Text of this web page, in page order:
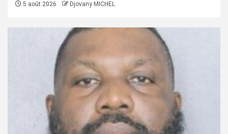
5 août 2026 Djovany MICHEL